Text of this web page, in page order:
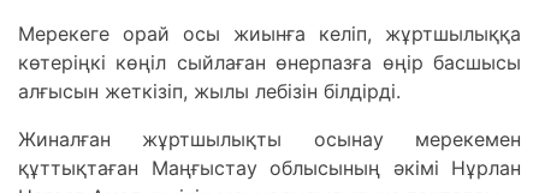
Мерекеге орай осы жиынға келіп, жұртшылыққа
көтеріңкі көңіл сыйлаған өнерпазға өңір басшысы
алғысын жеткізіп, жылы лебізін білдірді.
Жиналған жұртшылықты осынау мерекемен
құттықтаған Маңғыстау облысының әкімі Нұрлан